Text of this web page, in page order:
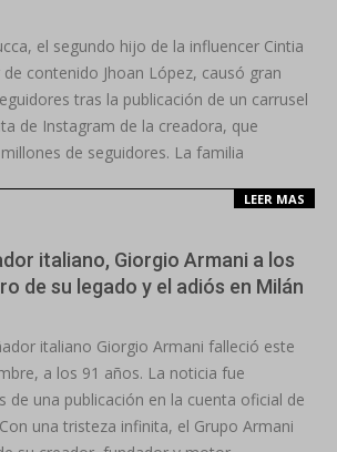
el segundo hijo de la influencer Cintia
contenido Jhoan López, causó gran
tras la publicación de un carrusel
de Instagram de la creadora, que
de seguidores. La familia
LEER MAS
italiano, Giorgio Armani a los
de su legado y el adiós en Milán
italiano Giorgio Armani falleció este
a los 91 años. La noticia fue
de una publicación en la cuenta oficial de
una tristeza infinita, el Grupo Armani